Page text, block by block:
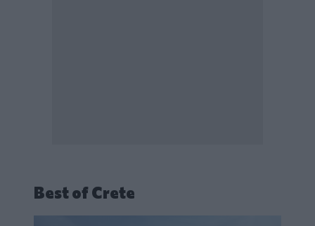
Best of Crete